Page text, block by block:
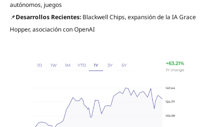
autónomos, juegos
📌Desarrollos Recientes: Blackwell Chips, expansión de la IA Grace
Hopper, asociación con OpenAI